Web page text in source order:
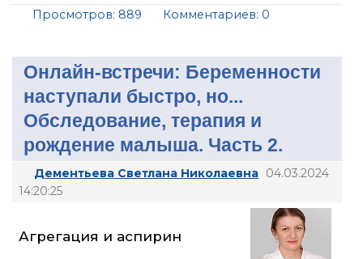
Просмотров: 889 Комментариев: 0
Онлайн-встречи: Беременности
наступали быстро, но...
Обследование, терапия и
рождение малыша. Часть 2.
Дементьева Светлана Николаевна 04.03.2024
14:20:25
Агрегация и аспирин